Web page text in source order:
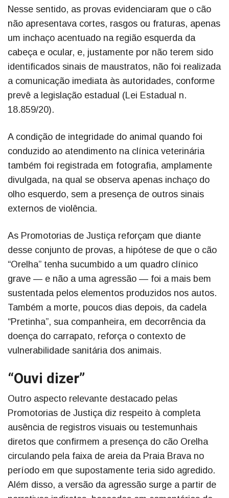
Nesse sentido, as provas evidenciaram que o cão
não apresentava cortes, rasgos ou fraturas, apenas
um inchaço acentuado na região esquerda da
cabeça e ocular, e, justamente por não terem sido
identificados sinais de maustratos, não foi realizada
a comunicação imediata às autoridades, conforme
prevê a legislação estadual (Lei Estadual n.
18.859/20).
A condição de integridade do animal quando foi
conduzido ao atendimento na clínica veterinária
também foi registrada em fotografia, amplamente
divulgada, na qual se observa apenas inchaço do
olho esquerdo, sem a presença de outros sinais
externos de violência.
As Promotorias de Justiça reforçam que diante
desse conjunto de provas, a hipótese de que o cão
“Orelha” tenha sucumbido a um quadro clínico
grave — e não a uma agressão — foi a mais bem
sustentada pelos elementos produzidos nos autos.
Também a morte, poucos dias depois, da cadela
“Pretinha”, sua companheira, em decorrência da
doença do carrapato, reforça o contexto de
vulnerabilidade sanitária dos animais.
“Ouvi dizer”
Outro aspecto relevante destacado pelas
Promotorias de Justiça diz respeito à completa
ausência de registros visuais ou testemunhais
diretos que confirmem a presença do cão Orelha
circulando pela faixa de areia da Praia Brava no
período em que supostamente teria sido agredido.
Além disso, a versão da agressão surge a partir de